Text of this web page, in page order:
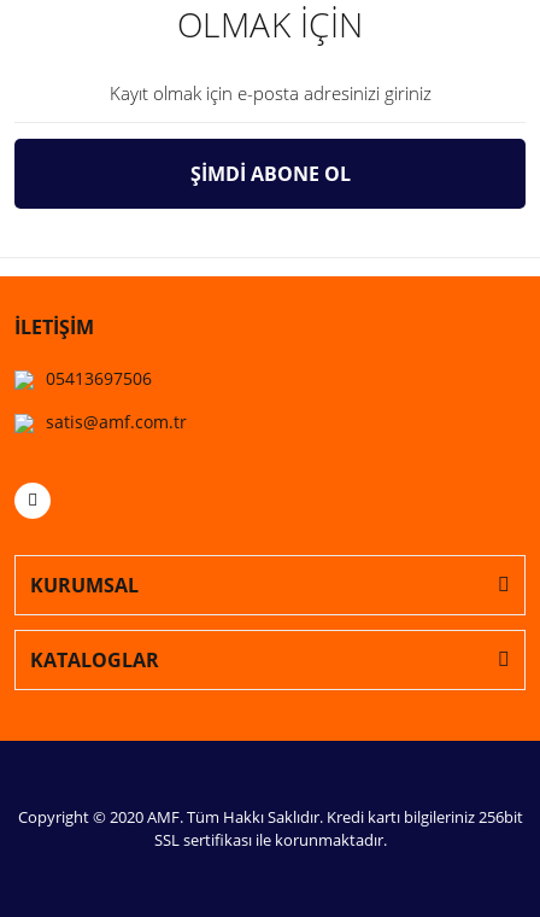
OLMAK İÇİN
ŞİMDİ ABONE OL
İLETİŞİM
05413697506
satis@amf.com.tr
KURUMSAL
KATALOGLAR
Copyright © 2020 AMF. Tüm Hakkı Saklıdır. Kredi kartı bilgileriniz 256bit
SSL sertifikası ile korunmaktadır.